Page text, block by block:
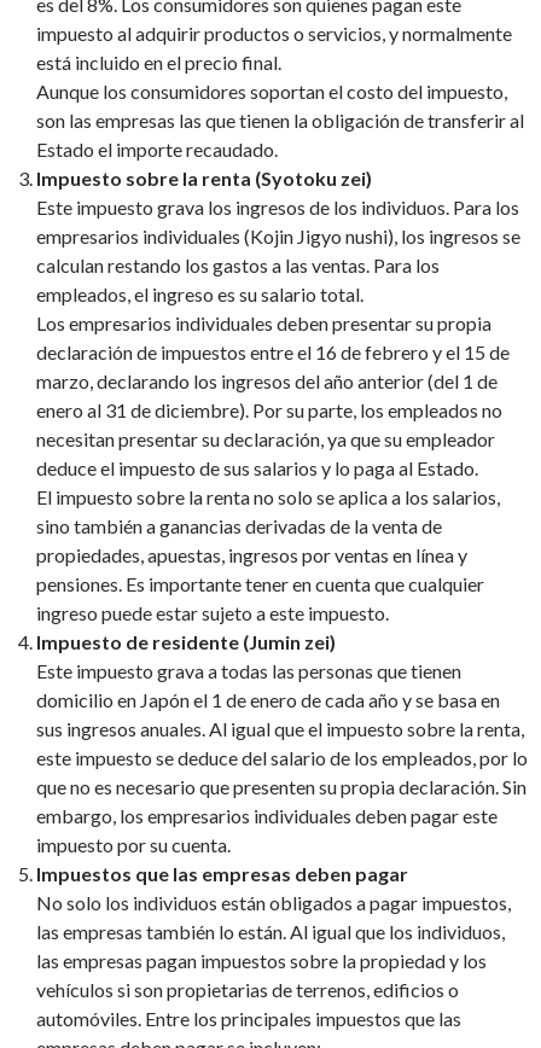
impuesto al adquirir productos o servicios, y normalmente
está incluido en el precio final.
Aunque los consumidores soportan el costo del impuesto,
son las empresas las que tienen la obligación de transferir al
Estado el importe recaudado.
Impuesto sobre la renta (Syotoku zei)
Este impuesto grava los ingresos de los individuos. Para los
empresarios individuales (Kojin Jigyo nushi), los ingresos se
calculan restando los gastos a las ventas. Para los
empleados, el ingreso es su salario total.
Los empresarios individuales deben presentar su propia
declaración de impuestos entre el 16 de febrero y el 15 de
marzo, declarando los ingresos del año anterior (del 1 de
enero al 31 de diciembre). Por su parte, los empleados no
necesitan presentar su declaración, ya que su empleador
deduce el impuesto de sus salarios y lo paga al Estado.
El impuesto sobre la renta no solo se aplica a los salarios,
sino también a ganancias derivadas de la venta de
propiedades, apuestas, ingresos por ventas en línea y
pensiones. Es importante tener en cuenta que cualquier
ingreso puede estar sujeto a este impuesto.
Impuesto de residente (Jumin zei)
Este impuesto grava a todas las personas que tienen
domicilio en Japón el 1 de enero de cada año y se basa en
sus ingresos anuales. Al igual que el impuesto sobre la renta,
este impuesto se deduce del salario de los empleados, por lo
que no es necesario que presenten su propia declaración. Sin
embargo, los empresarios individuales deben pagar este
impuesto por su cuenta.
Impuestos que las empresas deben pagar
No solo los individuos están obligados a pagar impuestos,
las empresas también lo están. Al igual que los individuos,
las empresas pagan impuestos sobre la propiedad y los
vehículos si son propietarias de terrenos, edificios o
automóviles. Entre los principales impuestos que las